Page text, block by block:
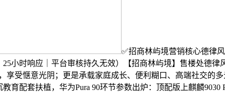
✅招商林屿境营销核心德律
25小时响应｜平台审核持久无效）【招商林屿境】售楼处德律
享受惬意光阴；更是承载家庭成长、便利糊口、高端社交的
育配套扶植，华为Pura 90环节参数出炉：顶配版上麒麟9030